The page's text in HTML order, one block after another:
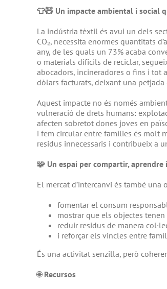
👕🧸Un impacte ambiental i social
La indústria tèxtil és avui un dels
CO₂, necessita enormes quantitats
any, de les quals un 73% acaba
o materials difícils de reciclar,
abocadors, incineradores o fins i
dòlars facturats, deixant una
Aquest impacte no és només
vulneració de drets humans:
afecten sobretot dones joves en
i fem circular entre famílies és molt
residus innecessaris i contribueix a
🧩Un espai per compartir, aprendre
El mercat d’intercanvi és també una
fomentar el consum
mostrar que els objectes
reduir residus de manera
i reforçar els vincles entre
És una activitat senzilla, però
🌐 Recursos